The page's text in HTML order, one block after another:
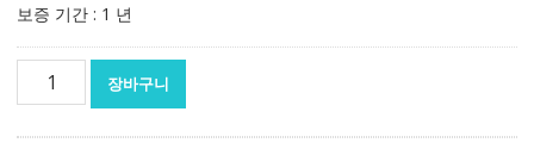
보증 기간 : 1 년
장바구니